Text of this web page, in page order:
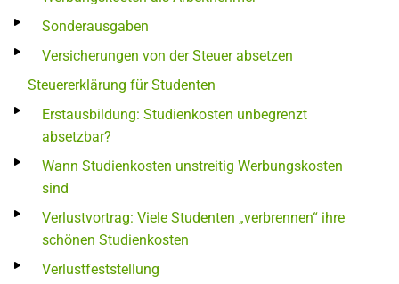
Sonderausgaben
Versicherungen von der Steuer absetzen
Steuererklärung für Studenten
Erstausbildung: Studienkosten unbegrenzt
absetzbar?
Wann Studienkosten unstreitig Werbungskosten
sind
Verlustvortrag: Viele Studenten „verbrennen“ ihre
schönen Studienkosten
Verlustfeststellung